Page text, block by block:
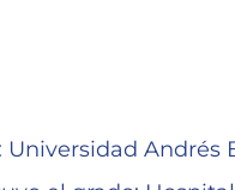
Andrés